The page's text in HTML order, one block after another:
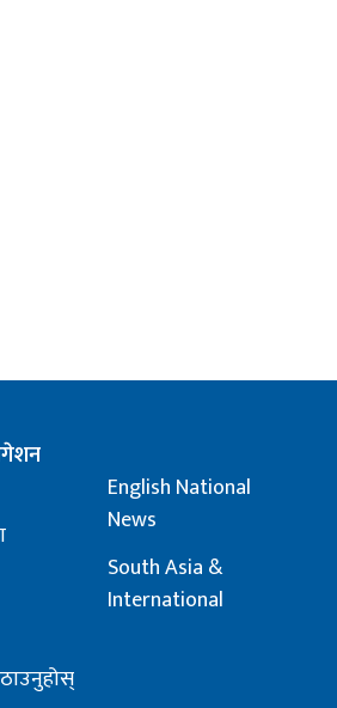
English National
News
South Asia &
International